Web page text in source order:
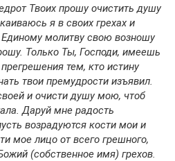
Твоих прошу очистить душу
я в своих грехах и
молитву свою возношу
Только Ты, Господи, имеешь
тем, кто истину
твои премудрости изъявил.
и очисти душу мою, чтоб
Даруй мне радость
возрадуются кости мои и
мое лицо от всего грешного,
(собственное имя) грехов.